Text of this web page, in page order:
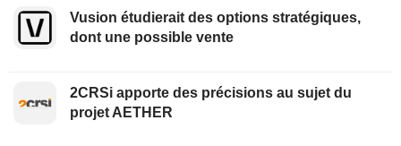
Vusion étudierait des options stratégiques,
dont une possible vente
2CRSi apporte des précisions au sujet du
projet AETHER